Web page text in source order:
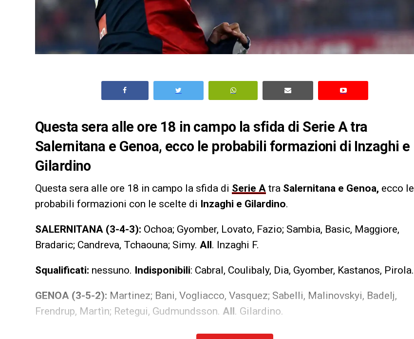
Questa sera alle ore 18 in campo la sfida di Serie A tra
Salernitana e Genoa, ecco le probabili formazioni di Inzaghi e
Gilardino
Questa sera alle ore 18 in campo la sfida di Serie A tra Salernitana e Genoa, ecco le
probabili formazioni con le scelte di Inzaghi e Gilardino.
SALERNITANA (3-4-3): Ochoa; Gyomber, Lovato, Fazio; Sambia, Basic, Maggiore,
Bradaric; Candreva, Tchaouna; Simy. All. Inzaghi F.
Squalificati: nessuno. Indisponibili: Cabral, Coulibaly, Dia, Gyomber, Kastanos, Pirola.
GENOA (3-5-2): Martinez; Bani, Vogliacco, Vasquez; Sabelli, Malinovskyi, Badelj,
Frendrup, Martìn; Retegui, Gudmundsson. All. Gilardino.
Indisponibili:Ekuban, Puscas, Thorsby.